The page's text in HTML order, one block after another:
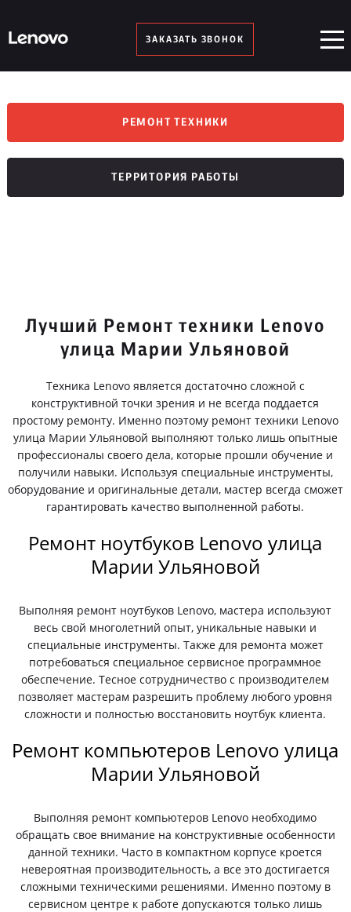
ЗАКАЗАТЬ ЗВОНОК
РЕМОНТ ТЕХНИКИ
ТЕРРИТОРИЯ РАБОТЫ
Лучший Ремонт техники Lenovo
улица Марии Ульяновой
Техника Lenovo является достаточно сложной с
конструктивной точки зрения и не всегда поддается
простому ремонту. Именно поэтому ремонт техники Lenovo
улица Марии Ульяновой выполняют только лишь опытные
профессионалы своего дела, которые прошли обучение и
получили навыки. Используя специальные инструменты,
оборудование и оригинальные детали, мастер всегда сможет
гарантировать качество выполненной работы.
Ремонт ноутбуков Lenovo улица
Марии Ульяновой
Выполняя ремонт ноутбуков Lenovo, мастера используют
весь свой многолетний опыт, уникальные навыки и
специальные инструменты. Также для ремонта может
потребоваться специальное сервисное программное
обеспечение. Тесное сотрудничество с производителем
позволяет мастерам разрешить проблему любого уровня
сложности и полностью восстановить ноутбук клиента.
Ремонт компьютеров Lenovo улица
Марии Ульяновой
Выполняя ремонт компьютеров Lenovo необходимо
обращать свое внимание на конструктивные особенности
данной техники. Часто в компактном корпусе кроется
невероятная производительность, а все это достигается
сложными техническими решениями. Именно поэтому в
сервисном центре к работе допускаются только лишь